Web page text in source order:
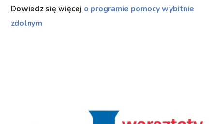
Dowiedz się więcej o programie pomocy wybitnie
zdolnym